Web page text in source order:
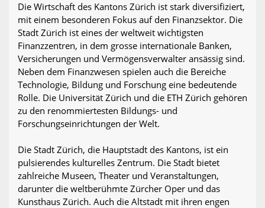
Die Wirtschaft des Kantons Zürich ist stark diversifiziert,
mit einem besonderen Fokus auf den Finanzsektor. Die
Stadt Zürich ist eines der weltweit wichtigsten
Finanzzentren, in dem grosse internationale Banken,
Versicherungen und Vermögensverwalter ansässig sind.
Neben dem Finanzwesen spielen auch die Bereiche
Technologie, Bildung und Forschung eine bedeutende
Rolle. Die Universität Zürich und die ETH Zürich gehören
zu den renommiertesten Bildungs- und
Forschungseinrichtungen der Welt.
Die Stadt Zürich, die Hauptstadt des Kantons, ist ein
pulsierendes kulturelles Zentrum. Die Stadt bietet
zahlreiche Museen, Theater und Veranstaltungen,
darunter die weltberühmte Zürcher Oper und das
Kunsthaus Zürich. Auch die Altstadt mit ihren engen